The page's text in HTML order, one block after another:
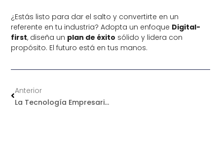
¿Estás listo para dar el salto y convertirte en un
referente en tu industria? Adopta un enfoque Digital-
first, diseña un plan de éxito sólido y lidera con
propósito. El futuro está en tus manos.
Anterior
La Tecnología Empresarial Que No Sabías Que Necesitabas Para Avanzar En 2024